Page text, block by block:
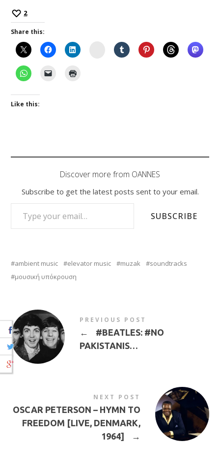
2
Share this:
Instagram
Like this:
Discover more from OANNES
Subscribe to get the latest posts sent to your email.
TYPE YOUR EMAIL…
SUBSCRIBE
ambient music elevator music muzak
soundtracks
μουσική υπόκρουση
PREVIOUS POST
←
#BEATLES: #NO
PAKISTANIS…
NEXT POST
OSCAR PETERSON – HYMN TO
FREEDOM [LIVE, DENMARK,
1964]
→